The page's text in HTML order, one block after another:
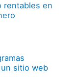
rentables en
sitio web